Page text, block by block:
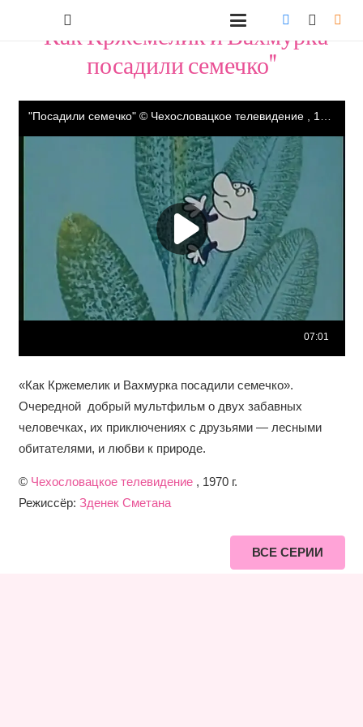
"Как Кржемелик и Вахмурка
посадили семечко"
«Как Кржемелик и Вахмурка посадили семечко».
Очередной добрый мультфильм о двух забавных
человечках, их приключениях с друзьями — лесными
обитателями, и любви к природе.
© Чехословацкое телевидение, 1970 г.
Режиссёр: Зденек Сметана
ВСЕ СЕРИИ